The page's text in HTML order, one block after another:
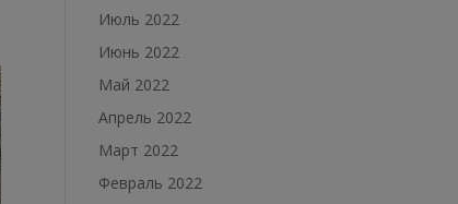
Июль 2022
Июнь 2022
Май 2022
Апрель 2022
Март 2022
Февраль 2022